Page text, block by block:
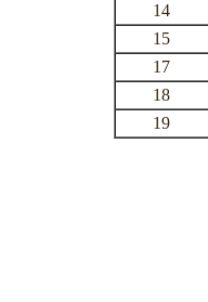
14
15
17
18
19